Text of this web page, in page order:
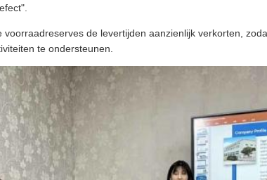
de levertijden aanzienlijk verkorten,
te ondersteunen.